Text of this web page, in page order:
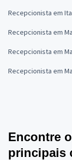
Recepcionista em
Recepcionista em
Recepcionista em
Recepcionista em
Encontre
principais